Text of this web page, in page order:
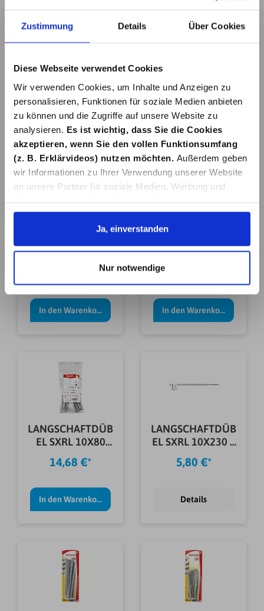
Zustimmung Details Über Cookies
Diese Webseite verwendet Cookies
Wir verwenden Cookies, um Inhalte und Anzeigen zu
personalisieren, Funktionen für soziale Medien anbieten
zu können und die Zugriffe auf unsere Website zu
analysieren. Es ist wichtig, dass Sie die Cookies
akzeptieren, wenn Sie den vollen Funktionsumfang
(z. B. Erklärvideos) nutzen möchten.
Außerdem geben
wir Informationen zu Ihrer Verwendung unserer Website
an unsere Partner für soziale Medien, Werbung und
Informationen möglicherweise mit weiteren Daten
zusammen, die Sie ihnen bereitgestellt haben oder die
sie im Rahmen Ihrer Nutzung der Dienste gesammelt
Datenschutzerklärung. Link zu
unsererDatenschutzerklärung. Link zumImpressum.
Ja, einverstanden
Nur notwendige
EL SXRL 10X80 T B
14,68 €*
In den Warenkorb
EL SXRL 10X100 T
15,39 €*
In den Warenkorb
EL SXRL 10X120 T
In den Warenkorb
EL SXR 8X60 WH K
In den Warenkorb
LANGSCHAFTDÜB
EL SXRL 10X80
FUS B
14,68 €*
In den Warenkorb
LANGSCHAFTDÜB
EL SXRL 10X230 T
E
5,80 €*
Details